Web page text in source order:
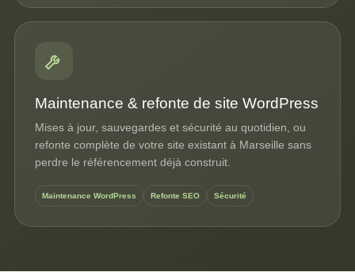
Maintenance & refonte de site WordPress
Mises à jour, sauvegardes et sécurité au quotidien, ou
refonte complète de votre site existant à Marseille sans
perdre le référencement déjà construit.
Maintenance WordPress Refonte SEO Sécurité